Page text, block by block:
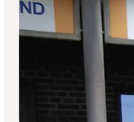
Det sker
Oplevelser
Vores Byer
Mad & Overnatning
Planlæg din ferie